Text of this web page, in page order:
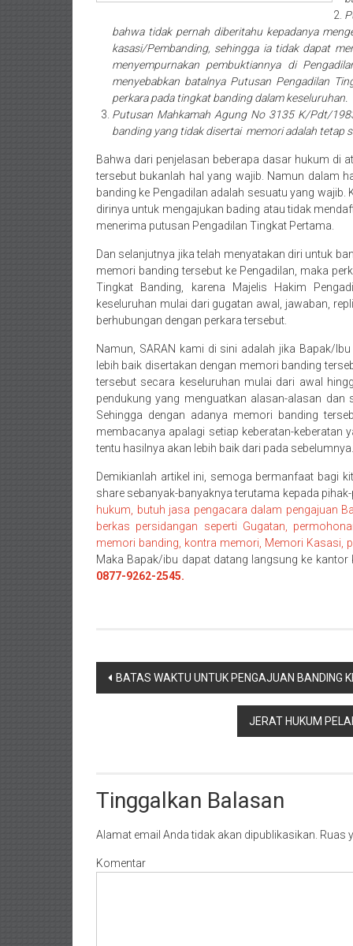
Padang
Utara/
Kota
Padang/
Sumatera
Barat/
Bukittinggi/
Padang
panjang/
Kayutanam/
Payakumbung/
Tanjung
pati/
Sarilamak/
air/
Pasaman/
Kapur
IX/
Pangkalan/
Riau/
Bangkinang/
Duri/
Dumai
Pangkal
Pinang/
Sulawesi,
Barat/
Kalimantan
jawa
bahwa tidak pernah diberitahu kepadanya
kasasi/Pembanding, sehingga ia tidak dapat
menyempurnakan pembuktiannya di
menyebabkan batalnya Putusan Pengadilan
perkara pada tingkat banding dalam keseluruhan.
Putusan Mahkamah Agung No 3135 K/Pdt/
banding yang tidak disertai memori adalah tetap
Bahwa dari penjelasan beberapa dasar hukum di
tersebut bukanlah hal yang wajib. Namun dalam
banding ke Pengadilan adalah sesuatu yang
dirinya untuk mengajukan bading atau tidak
menerima putusan Pengadilan Tingkat Pertama.
Dan selanjutnya jika telah menyatakan diri untuk
memori banding tersebut ke Pengadilan, maka
Tingkat Banding, karena Majelis Hakim
keseluruhan mulai dari gugatan awal, jawaban,
berhubungan dengan perkara tersebut.
Namun, SARAN kami di sini adalah jika Bapak/
lebih baik disertakan dengan memori banding
tersebut secara keseluruhan mulai dari awal
pendukung yang menguatkan alasan-alasan dan
Sehingga dengan adanya memori banding
membacanya apalagi setiap keberatan-keberatan
tentu hasilnya akan lebih baik dari pada sebelumnya.
Demikianlah artikel ini, semoga bermanfaat bagi
share sebanyak-banyaknya terutama kepada
hukum, butuh jasa pengacara dalam pengajuan
berkas persidangan seperti Gugatan,
memori banding, kontra memori, Memori Kasasi,
Maka Bapak/ibu dapat datang langsung ke
0877-9262-2545.
Navigasi
BATAS WAKTU UNTUK PENGAJUAN BANDING
JERAT HUKUM
Tinggalkan Balasan
Alamat email Anda tidak akan dipublikasikan. Ruas
Komentar